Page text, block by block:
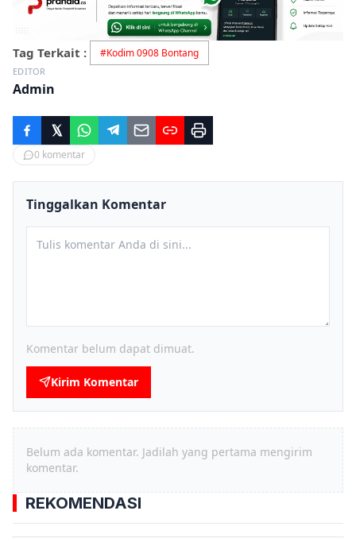
Tag Terkait : #Kodim 0908 Bontang
EDITOR
Admin
0 komentar
Tinggalkan Komentar
Komentar belum dapat dimuat.
Kirim Komentar
Belum ada komentar. Jadilah yang pertama mengirim
komentar.
REKOMENDASI